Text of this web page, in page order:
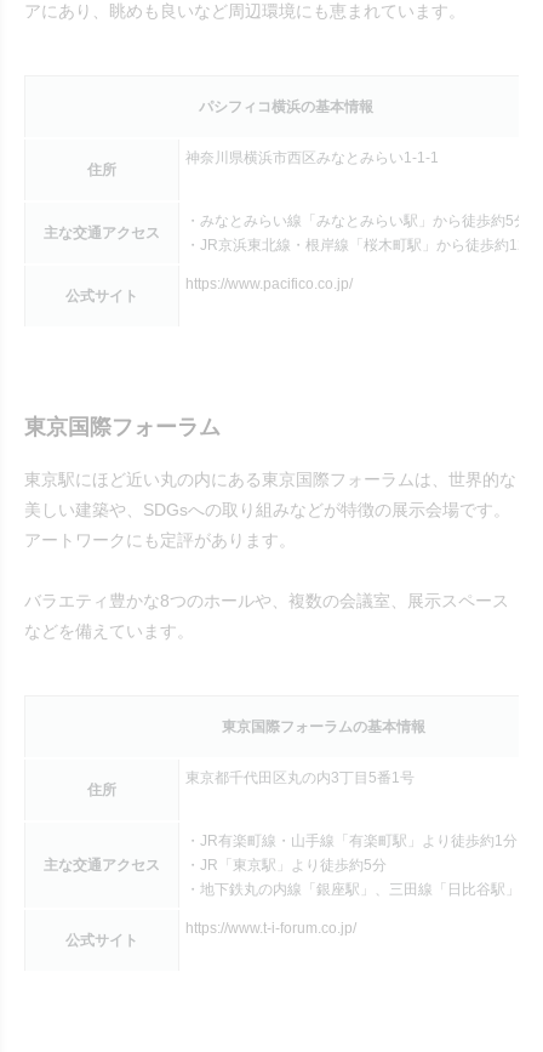
アにあり、眺めも良いなど周辺環境にも恵まれています。
パシフィコ横浜の基本情報
住所
神奈川県横浜市西区みなとみらい1-1-1
主な交通アクセス
・みなとみらい線「みなとみらい駅」から徒歩約5分
・JR京浜東北線・根岸線「桜木町駅」から徒歩約12分
公式サイト
https://www.pacifico.co.jp/
東京国際フォーラム
東京駅にほど近い丸の内にある東京国際フォーラムは、世界的な
美しい建築や、SDGsへの取り組みなどが特徴の展示会場です。
アートワークにも定評があります。
バラエティ豊かな8つのホールや、複数の会議室、展示スペース
などを備えています。
東京国際フォーラムの基本情報
住所
東京都千代田区丸の内3丁目5番1号
主な交通アクセス
・JR有楽町線・山手線「有楽町駅」より徒歩約1分
・JR「東京駅」より徒歩約5分
・地下鉄丸の内線「銀座駅」、三田線「日比谷駅」よ
公式サイト
https://www.t-i-forum.co.jp/